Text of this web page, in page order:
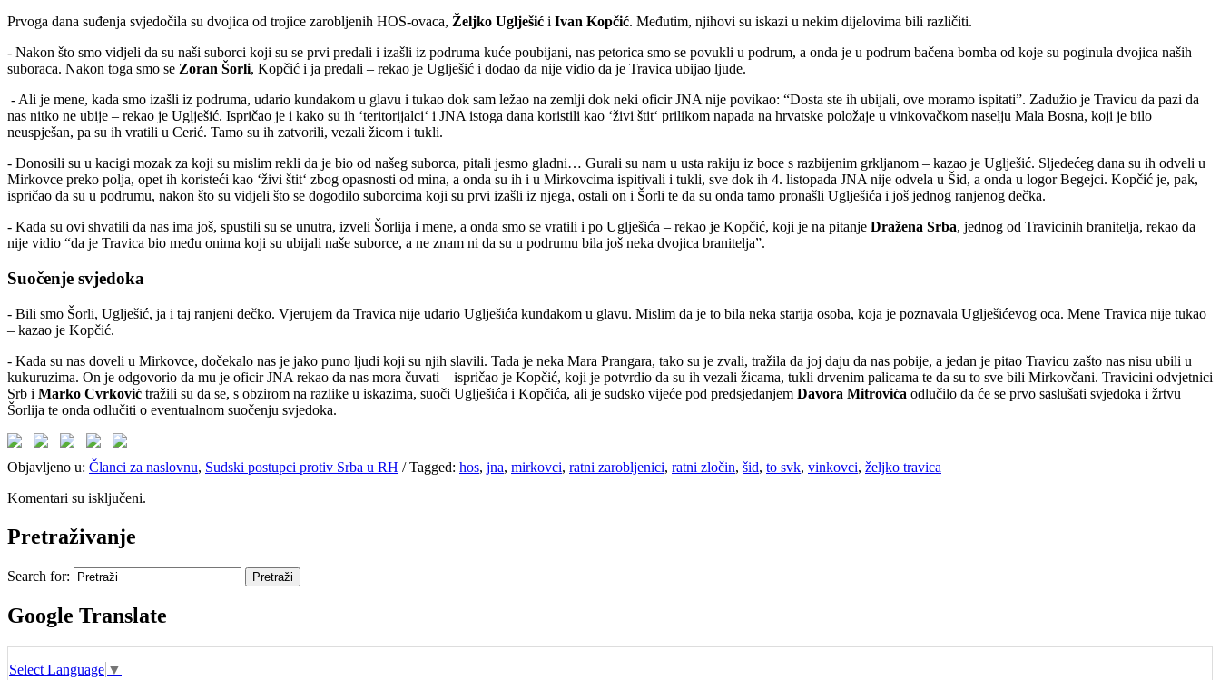
Prvoga dana suđenja svjedočila su dvojica od trojice zarobljenih HOS-ovaca, Željko Uglješić i Ivan Kopčić. Međutim, njihovi su iskazi u nekim dijelovima bili različiti.
- Nakon što smo vidjeli da su naši suborci koji su se prvi predali i izašli iz podruma kuće poubijani, nas petorica smo se povukli u podrum, a onda je u podrum bačena bomba od koje su poginula dvojica naših
suboraca. Nakon toga smo se Zoran Šorli, Kopčić i ja predali – rekao je Uglješić i dodao da nije vidio da je Travica ubijao ljude.
- Ali je mene, kada smo izašli iz podruma, udario kundakom u glavu i tukao dok sam ležao na zemlji dok neki oficir JNA nije povikao: “Dosta ste ih ubijali, ove moramo ispitati”. Zadužio je Travicu da pazi da
nas nitko ne ubije – rekao je Uglješić. Ispričao je i kako su ih ‘teritorijalci‘ i JNA istoga dana koristili kao ‘živi štit‘ prilikom napada na hrvatske položaje u vinkovačkom naselju Mala Bosna, koji je bilo
neuspješan, pa su ih vratili u Cerić. Tamo su ih zatvorili, vezali žicom i tukli.
- Donosili su u kacigi mozak za koji su mislim rekli da je bio od našeg suborca, pitali jesmo gladni… Gurali su nam u usta rakiju iz boce s razbijenim grkljanom – kazao je Uglješić. Sljedećeg dana su ih odveli u
Mirkovce preko polja, opet ih koristeći kao ‘živi štit‘ zbog opasnosti od mina, a onda su ih i u Mirkovcima ispitivali i tukli, sve dok ih 4. listopada JNA nije odvela u Šid, a onda u logor Begejci. Kopčić je, pak,
ispričao da su u podrumu, nakon što su vidjeli što se dogodilo suborcima koji su prvi izašli iz njega, ostali on i Šorli te da su onda tamo pronašli Uglješića i još jednog ranjenog dečka.
- Kada su ovi shvatili da nas ima još, spustili su se unutra, izveli Šorlija i mene, a onda smo se vratili i po Uglješića – rekao je Kopčić, koji je na pitanje Dražena Srba, jednog od Travicinih branitelja, rekao da
nije vidio “da je Travica bio među onima koji su ubijali naše suborce, a ne znam ni da su u podrumu bila još neka dvojica branitelja”.
Suočenje svjedoka
- Bili smo Šorli, Uglješić, ja i taj ranjeni dečko. Vjerujem da Travica nije udario Uglješića kundakom u glavu. Mislim da je to bila neka starija osoba, koja je poznavala Uglješićevog oca. Mene Travica nije tukao
– kazao je Kopčić.
- Kada su nas doveli u Mirkovce, dočekalo nas je jako puno ljudi koji su njih slavili. Tada je neka Mara Prangara, tako su je zvali, tražila da joj daju da nas pobije, a jedan je pitao Travicu zašto nas nisu ubili u
kukuruzima. On je odgovorio da mu je oficir JNA rekao da nas mora čuvati – ispričao je Kopčić, koji je potvrdio da su ih vezali žicama, tukli drvenim palicama te da su to sve bili Mirkovčani. Travicini odvjetnici
Srb i Marko Cvrković tražili su da se, s obzirom na razlike u iskazima, suoči Uglješića i Kopčića, ali je sudsko vijeće pod predsjedanjem Davora Mitrovića odlučilo da će se prvo saslušati svjedoka i žrtvu
Šorlija te onda odlučiti o eventualnom suočenju svjedoka.
Objavljeno u: Članci za naslovnu, Sudski postupci protiv Srba u RH /Tagged: hos, jna, mirkovci, ratni zarobljenici, ratni zločin, šid, to svk, vinkovci, željko travica
Komentari su isključeni.
Pretraživanje
Search for:
Google Translate
Select Language ▼